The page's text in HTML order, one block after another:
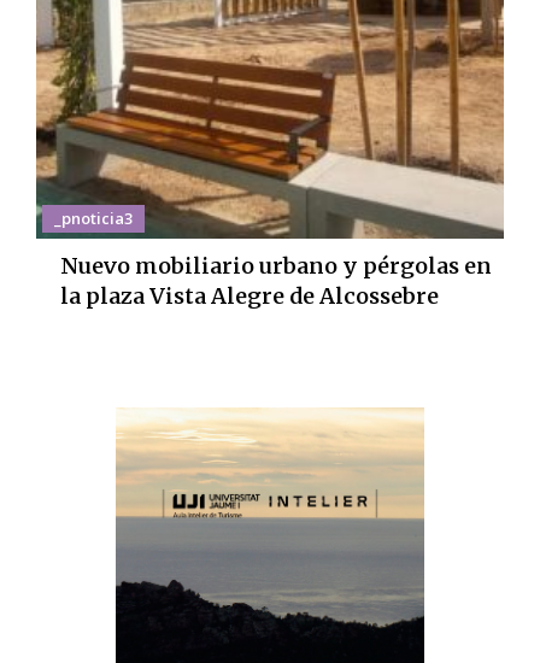
_pnoticia3
Nuevo mobiliario urbano y pérgolas en
la plaza Vista Alegre de Alcossebre